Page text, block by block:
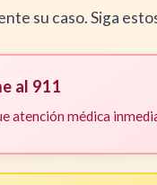
su caso. Siga
al 911
atención médica